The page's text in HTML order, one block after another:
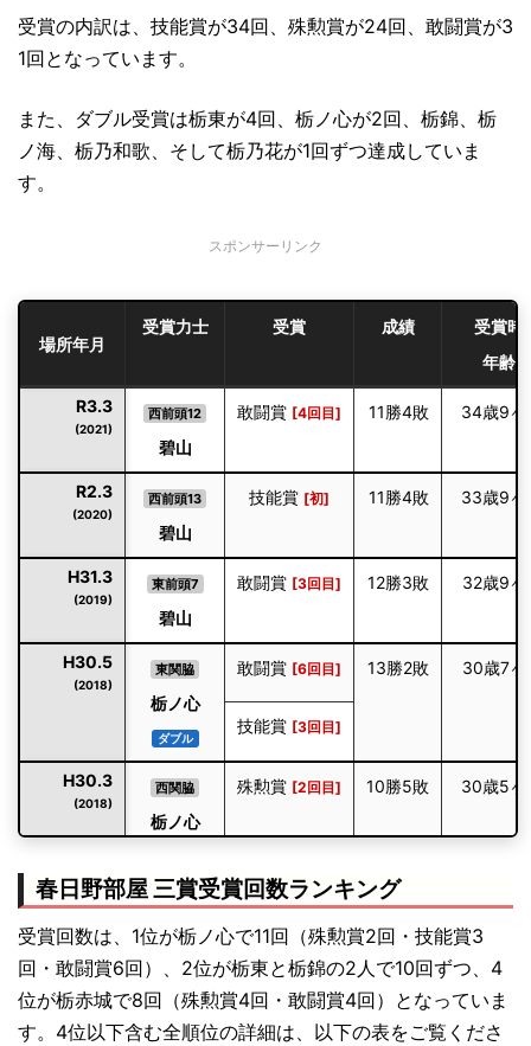
受賞の内訳は、技能賞が34回、殊勲賞が24回、敢闘賞が3
1回となっています。
また、ダブル受賞は栃東が4回、栃ノ心が2回、栃錦、栃
ノ海、栃乃和歌、そして栃乃花が1回ずつ達成していま
す。
スポンサーリンク
場所年月
受賞力士 受賞 成績
受賞時
年齢
R3.3
(2021)
西前頭12
碧山
敢闘賞 [4回目] 11勝4敗 34歳9ヶ
R2.3
(2020)
西前頭13
碧山
技能賞 [初] 11勝4敗 33歳9ヶ
H31.3
(2019)
東前頭7
碧山
敢闘賞 [3回目] 12勝3敗 32歳9ヶ
H30.5
(2018)
東関脇
栃ノ心
ダブル
敢闘賞 [6回目] 13勝2敗 30歳7ヶ
技能賞 [3回目]
H30.3
(2018)
西関脇
栃ノ心
殊勲賞 [2回目] 10勝5敗 30歳5ヶ
(2018)
西前頭3
栃ノ心
ダブル
優勝
技能賞 [2回目]
H29.7
(2017)
東前頭8
碧山
敢闘賞[2回目] 13勝2敗 31歳1ヶ
春日野部屋 三賞受賞回数ランキング
受賞回数は、1位が栃ノ心で11回（殊勲賞2回・技能賞3
回・敢闘賞6回）、2位が栃東と栃錦の2人で10回ずつ、4
位が栃赤城で8回（殊勲賞4回・敢闘賞4回）となっていま
す。4位以下含む全順位の詳細は、以下の表をご覧くださ